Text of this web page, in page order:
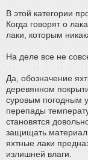
для пробки
для
полиуретановые
однокомпонентные
neolux
В этой категории
Когда говорят о
лаки, которым
На деле все не
Да, обозначение
деревянном
суровым погодным
перепады
становятся
защищать материал
яхтные лаки
излишней влаги.